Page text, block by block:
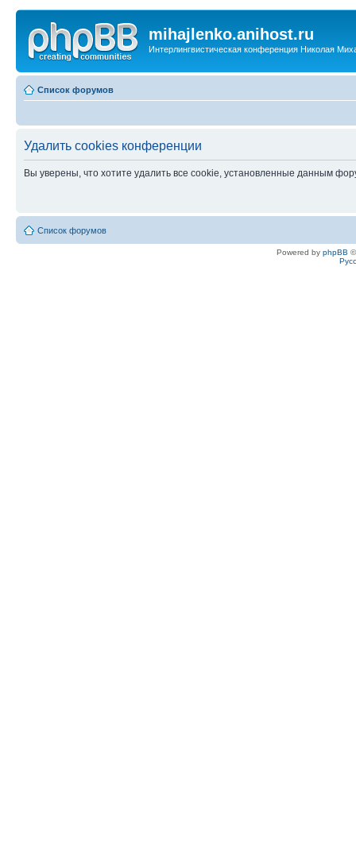
mihajlenko.anihost.ru
Интерлингвистическая конференция Николая
Список форумов
Удалить cookies конференции
Вы уверены, что хотите удалить все cookie, установленные данным
Список форумов
Powered by phpBB